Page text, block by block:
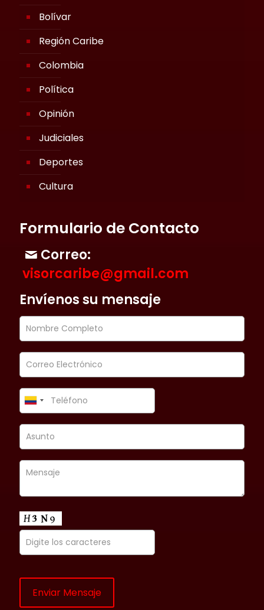
Bolívar
Región Caribe
Colombia
Política
Opinión
Judiciales
Deportes
Cultura
Formulario de Contacto
Correo:
visorcaribe@gmail.com
Envíenos su mensaje